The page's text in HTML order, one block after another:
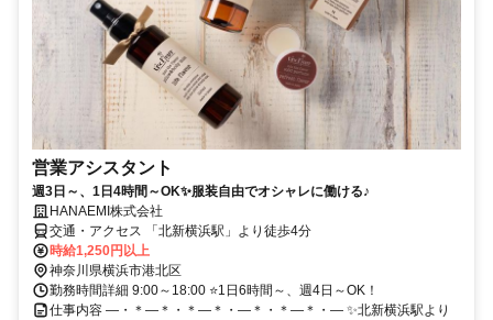
営業アシスタント
週3日～、1日4時間～OK✨服装自由でオシャレに働ける♪
HANAEMI株式会社
交通・アクセス 「北新横浜駅」より徒歩4分
時給1,250円以上
神奈川県横浜市港北区
勤務時間詳細 9:00～18:00 ⭐1日6時間～、週4日～OK！
仕事内容 ―・＊―＊・＊―＊・―＊・＊―＊・― ✨北新横浜駅より